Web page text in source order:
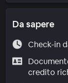
Da sapere
Check-in
credito